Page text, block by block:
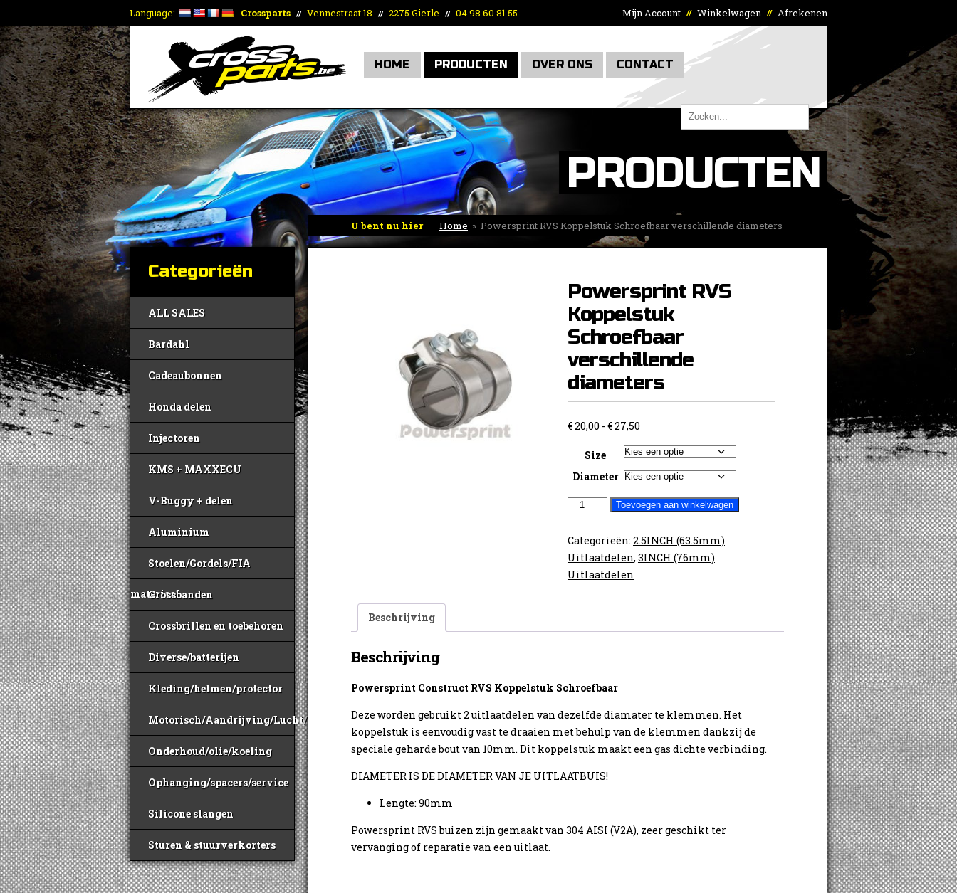
Language: Crossparts // Vennestraat 18 // 2275 Gierle // 04 98 60 81 55 Mijn Account // Winkelwagen // Afrekenen
HOME PRODUCTEN OVER ONS CONTACT
PRODUCTEN
U bent nu hier Home » Powersprint RVS Koppelstuk Schroefbaar verschillende diameters
Categorieën
ALL SALES
Bardahl
Cadeaubonnen
Honda delen
Injectoren
KMS + MAXXECU
V-Buggy + delen
Aluminium
Stoelen/Gordels/FIA
materiaal
Crossbanden
Crossbrillen en toebehoren
Diverse/batterijen
Kleding/helmen/protector
Motorisch/Aandrijving/Lucht/Benzine
Onderhoud/olie/koeling
Ophanging/spacers/service
Silicone slangen
Sturen & stuurverkorters
Powersprint RVS
Koppelstuk
Schroefbaar
verschillende
diameters
€20,00 - €27,50Prijsklasse:
€ 20,00
tot
€ 27,50
Size
Diameter
Powersprint
Koppelstuk
Schroefbaar
verschillende
Toevoegen aan winkelwagen
Categorieën: 2.5INCH (63.5mm)
Uitlaatdelen, 3INCH (76mm)
Uitlaatdelen
Beschrijving
Beschrijving
Powersprint Construct RVS Koppelstuk Schroefbaar
Deze worden gebruikt 2 uitlaatdelen van dezelfde diamater te klemmen. Het
koppelstuk is eenvoudig vast te draaien met behulp van de klemmen dankzij de
speciale geharde bout van 10mm. Dit koppelstuk maakt een gas dichte verbinding.
DIAMETER IS DE DIAMETER VAN JE UITLAATBUIS!
Lengte: 90mm
Powersprint RVS buizen zijn gemaakt van 304 AISI (V2A), zeer geschikt ter
vervanging of reparatie van een uitlaat.